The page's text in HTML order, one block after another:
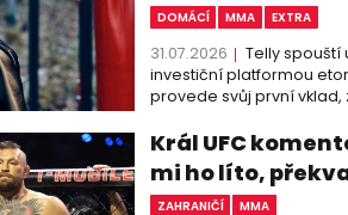
DOMÁCÍ MMA EXTRA
31.07.2026
Telly spouští
investiční platformou
provede svůj první vklad,
Král UFC
mi ho líto,
ZAHRANIČÍ MMA